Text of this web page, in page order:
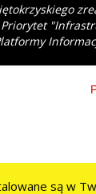
są w